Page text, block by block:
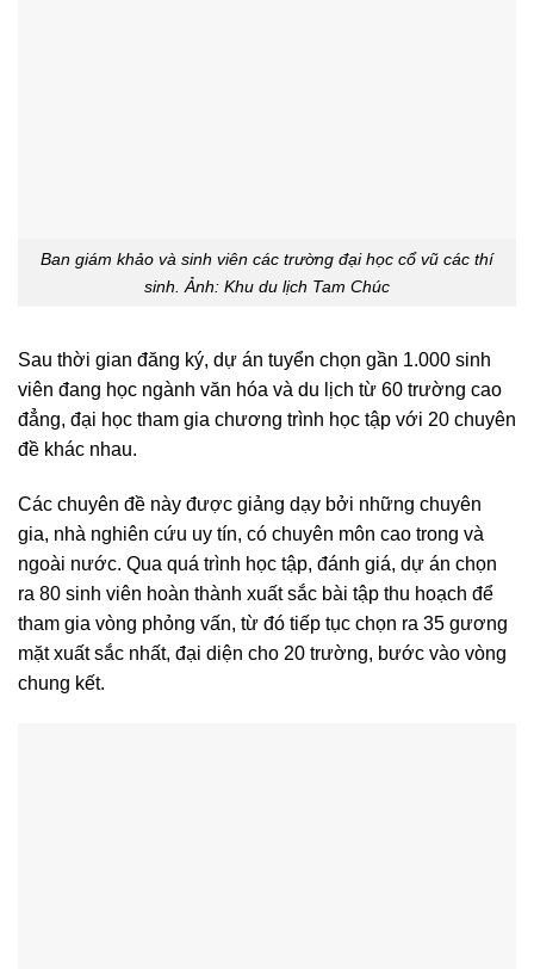
Ban giám khảo và sinh viên các trường đại học cổ vũ các thí
sinh. Ảnh: Khu du lịch Tam Chúc
Sau thời gian đăng ký, dự án tuyển chọn gần 1.000 sinh
viên đang học ngành văn hóa và du lịch từ 60 trường cao
đẳng, đại học tham gia chương trình học tập với 20 chuyên
đề khác nhau.
Các chuyên đề này được giảng dạy bởi những chuyên
gia, nhà nghiên cứu uy tín, có chuyên môn cao trong và
ngoài nước. Qua quá trình học tập, đánh giá, dự án chọn
ra 80 sinh viên hoàn thành xuất sắc bài tập thu hoạch để
tham gia vòng phỏng vấn, từ đó tiếp tục chọn ra 35 gương
mặt xuất sắc nhất, đại diện cho 20 trường, bước vào vòng
chung kết.